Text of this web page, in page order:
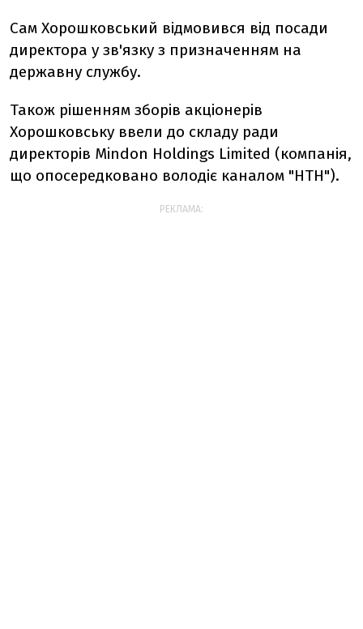
Сам Хорошковський відмовився від посади
директора у зв'язку з призначенням на
державну службу.
Також рішенням зборів акціонерів
Хорошковську ввели до складу ради
директорів Mindon Holdings Limited (компанія,
що опосередковано володіє каналом "НТН").
РЕКЛАМА: